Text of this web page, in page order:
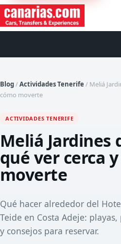
Blog/Actividades Tenerife / Meliá
cómo moverte
ACTIVIDADES TENERIFE
Meliá Jardines
qué ver cerca
moverte
Qué hacer alrededor del
Teide en Costa Adeje:
y consejos para reservar.